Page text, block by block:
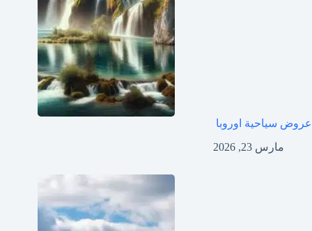
عروض سياحية اوروبا
مارس 23, 2026